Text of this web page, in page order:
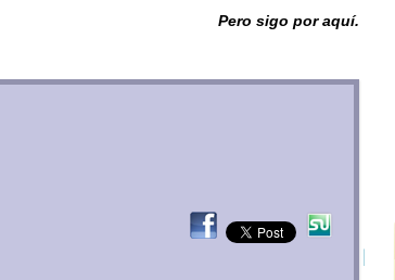
Pero sigo por aquí.